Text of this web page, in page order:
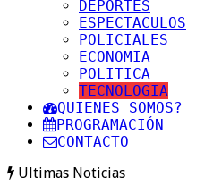
DEPORTES
ESPECTACULOS
POLICIALES
ECONOMIA
POLITICA
TECNOLOGIA
QUIENES SOMOS?
PROGRAMACIÓN
CONTACTO
Ultimas Noticias